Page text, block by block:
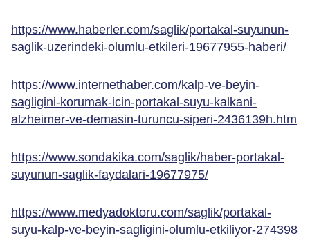
https://www.haberler.com/saglik/portakal-suyunun-
saglik-uzerindeki-olumlu-etkileri-19677955-haberi/
https://www.internethaber.com/kalp-ve-beyin-
sagligini-korumak-icin-portakal-suyu-kalkani-
alzheimer-ve-demasin-turuncu-siperi-2436139h.htm
https://www.sondakika.com/saglik/haber-portakal-
suyunun-saglik-faydalari-19677975/
https://www.medyadoktoru.com/saglik/portakal-
suyu-kalp-ve-beyin-sagligini-olumlu-etkiliyor-274398